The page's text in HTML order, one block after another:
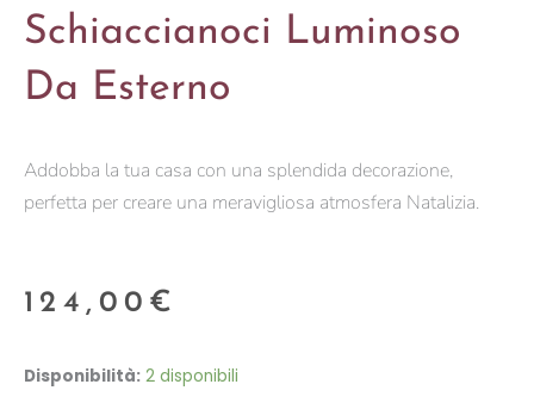
Schiaccianoci Luminoso
Da Esterno
Addobba la tua casa con una splendida decorazione,
perfetta per creare una meravigliosa atmosfera Natalizia.
124,00 €
Disponibilità: 2 disponibili
Schiaccianoci